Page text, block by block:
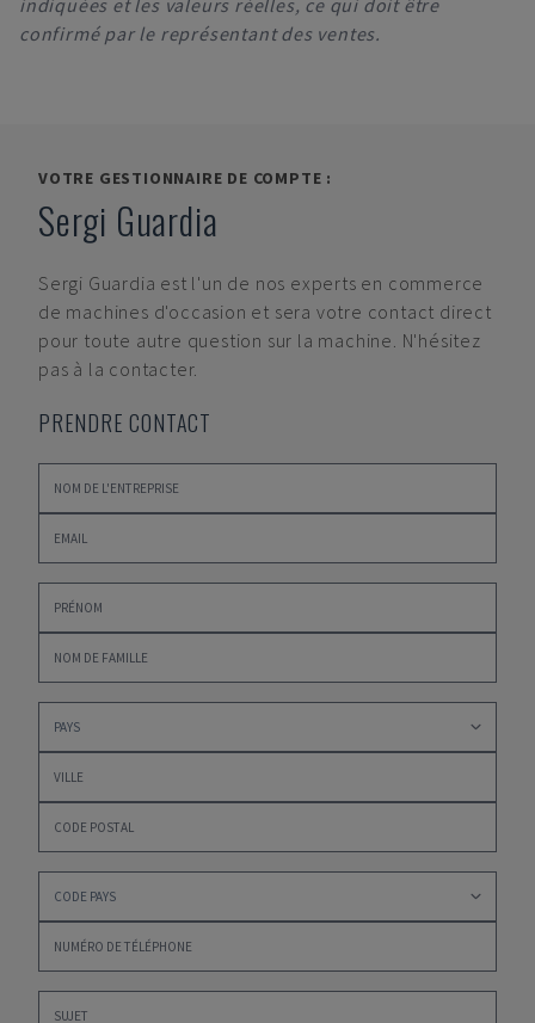
indiquées et les valeurs réelles, ce qui doit être
confirmé par le représentant des ventes.
VOTRE GESTIONNAIRE DE COMPTE :
Sergi Guardia
Sergi Guardia est l'un de nos experts en commerce
de machines d'occasion et sera votre contact direct
pour toute autre question sur la machine. N'hésitez
pas à la contacter.
PRENDRE CONTACT